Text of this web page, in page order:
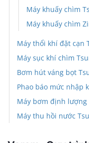
Máy khuấy chìm
Máy khuấy chìm
Máy thổi khí đặt cạn
Máy sục khí chìm
Bơm hút váng bọt
Phao báo mức nhập
Máy bơm định lượng
Máy thu hồi nước